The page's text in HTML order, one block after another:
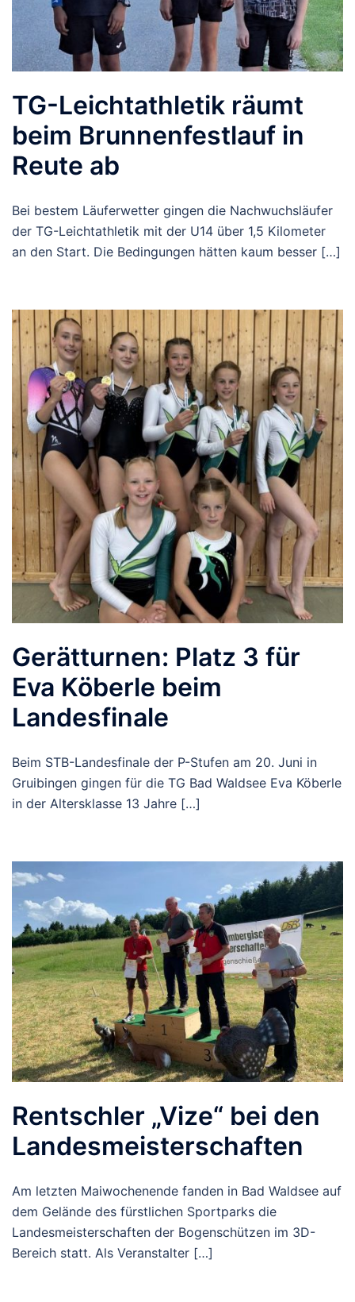
TG-Leichtathletik räumt
beim Brunnenfestlauf in
Reute ab
Bei bestem Läuferwetter gingen die Nachwuchsläufer
der TG-Leichtathletik mit der U14 über 1,5 Kilometer
an den Start. Die Bedingungen hätten kaum besser […]
Gerätturnen: Platz 3 für
Eva Köberle beim
Landesfinale
Beim STB-Landesfinale der P-Stufen am 20. Juni in
Gruibingen gingen für die TG Bad Waldsee Eva Köberle
in der Altersklasse 13 Jahre […]
Rentschler „Vize“ bei den
Landesmeisterschaften
Am letzten Maiwochenende fanden in Bad Waldsee auf
dem Gelände des fürstlichen Sportparks die
Landesmeisterschaften der Bogenschützen im 3D-
Bereich statt. Als Veranstalter […]